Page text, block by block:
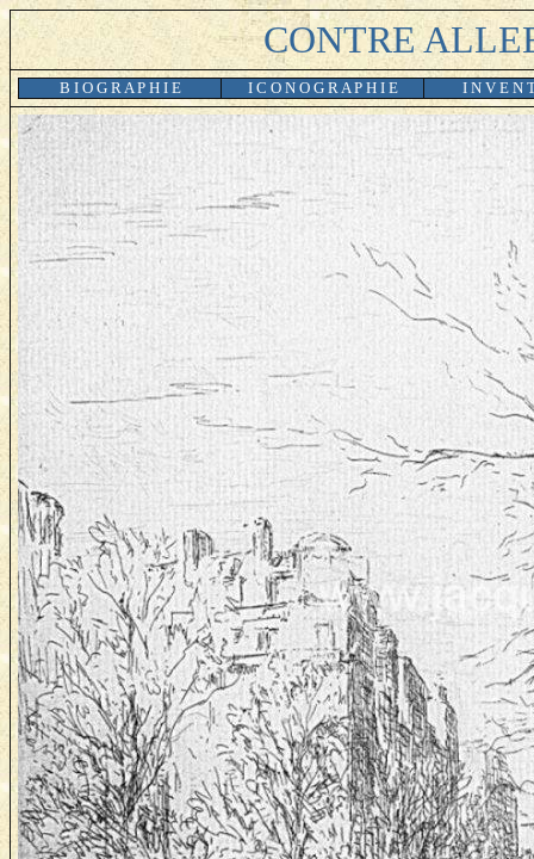
CONTRE
B I O G R A P H I E I C O N O G R A P H I E I N V E N